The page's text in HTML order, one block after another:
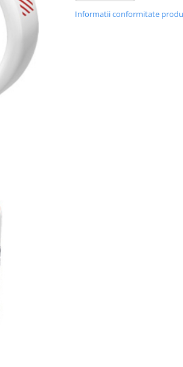
fel de potrivit pentru uz zilnic
Informatii conformitate